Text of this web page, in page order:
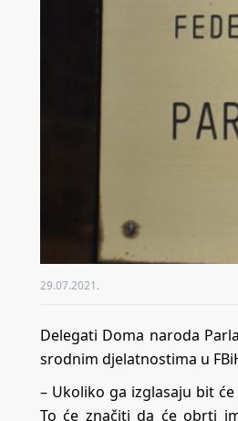
29.07.2021.
Delegati Doma naroda
srodnim djelatnostima u
– Ukoliko ga izglasaju bit
To će značiti da će obrti